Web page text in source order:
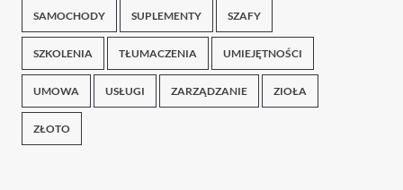
SAMOCHODY SUPLEMENTY SZAFY
SZKOLENIA TŁUMACZENIA UMIEJĘTNOŚCI
UMOWA USŁUGI ZARZĄDZANIE ZIOŁA
ZŁOTO